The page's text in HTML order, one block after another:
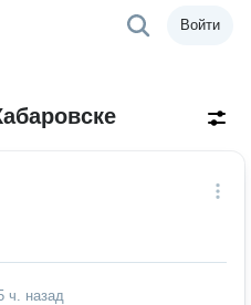
Войти
ч. назад